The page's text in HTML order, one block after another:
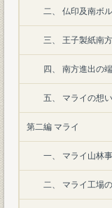
二、 仏印及南ボ
三、 王子製紙南
四、 南方進出の
五、 マライの想
第二編 マライ
一、 マライ山林
二、 マライ工場